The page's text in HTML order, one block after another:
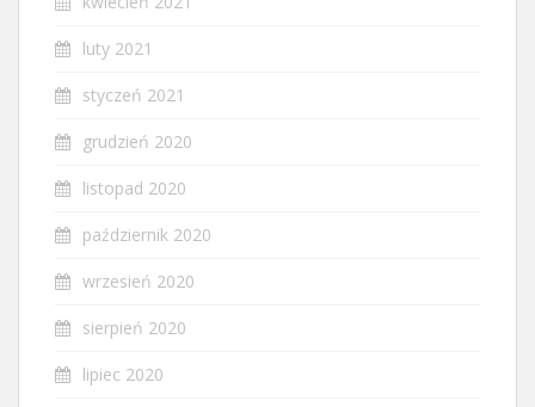
luty 2021
styczeń 2021
grudzień 2020
listopad 2020
październik 2020
wrzesień 2020
sierpień 2020
lipiec 2020